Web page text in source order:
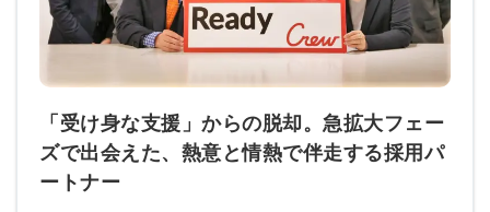
「受け身な支援」からの脱却。急拡大フェー
ズで出会えた、熱意と情熱で伴走する採用パ
ートナー